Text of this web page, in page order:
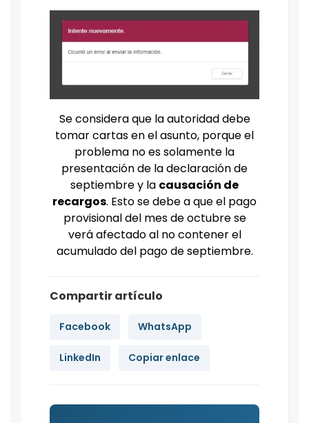
Se considera que la autoridad debe
tomar cartas en el asunto, porque el
problema no es solamente la
presentación de la declaración de
septiembre y la causación de
recargos. Esto se debe a que el pago
provisional del mes de octubre se
verá afectado al no contener el
acumulado del pago de septiembre.
Compartir artículo
Facebook WhatsApp
LinkedIn Copiar enlace